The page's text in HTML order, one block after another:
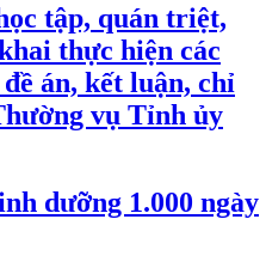
tập, quán triệt,
thực hiện các
án, kết luận, chỉ
vụ Tỉnh ủy
dưỡng 1.000 ngày